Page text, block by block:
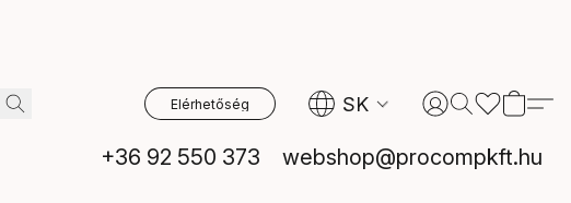
Elérhetőség SK
+36 92 550 373 webshop@procompkft.hu